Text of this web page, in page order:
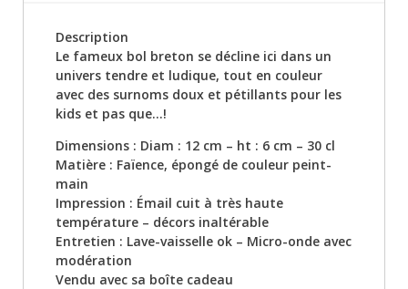
Description
Le fameux bol breton se décline ici dans un
univers tendre et ludique, tout en couleur
avec des surnoms doux et pétillants pour les
kids et pas que…!
Dimensions : Diam : 12 cm – ht : 6 cm – 30 cl
Matière : Faïence, épongé de couleur peint-
main
Impression : Émail cuit à très haute
température – décors inaltérable
Entretien : Lave-vaisselle ok – Micro-onde avec
modération
Vendu avec sa boîte cadeau